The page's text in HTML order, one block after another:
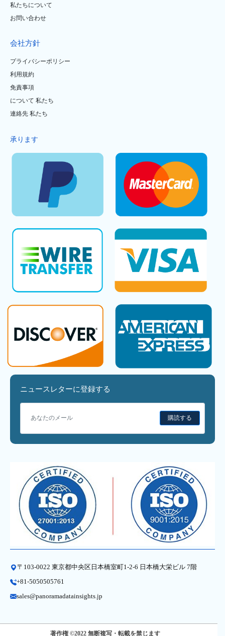
私たちについて
お問い合わせ
会社方針
プライバシーポリシー
利用規約
免責事項
について 私たち
連絡先 私たち
承ります
ニュースレターに登録する
購読する
〒103-0022 東京都中央区日本橋室町1-2-6 日本橋大栄ビル 7階
+81-5050505761
sales@panoramadatainsights.jp
著作権 ©2022 無断複写・転載を禁じます